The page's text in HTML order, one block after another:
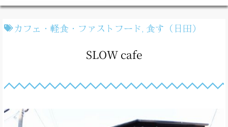
カフェ・軽食・ファストフード, 食す（日田）
SLOW cafe